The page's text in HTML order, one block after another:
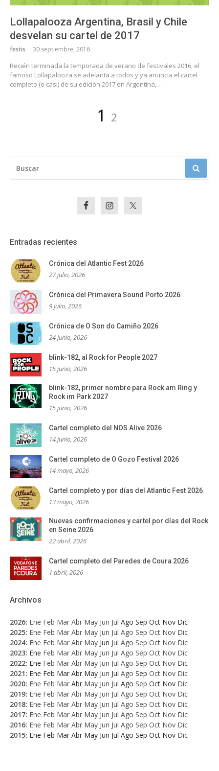
Lollapalooza Argentina, Brasil y Chile
desvelan su cartel de 2017
festis 30 septiembre, 2016
Recién terminada la temporada de verano de festivales 2016, el
famoso Lollapalooza se adelanta a todos y ya anuncia el cartel
completo (o casi) de su edición 2017 en Argentina,…
Página
1 Página
2
Entradas recientes
Crónica del Atlantic Fest 2026
27 julio, 2026
Crónica del Primavera Sound Porto 2026
9 julio, 2026
Crónica de O Son do Camiño 2026
24 junio, 2026
blink-182, al Rock for People 2027
15 junio, 2026
blink-182, primer nombre para Rock am Ring y
Rock im Park 2027
15 junio, 2026
Cartel completo del NOS Alive 2026
14 junio, 2026
Cartel completo de O Gozo Festival 2026
14 mayo, 2026
Cartel completo y por días del Atlantic Fest 2026
13 mayo, 2026
Nuevas confirmaciones y cartel por días del Rock
en Seine 2026
22 abril, 2026
Cartel completo del Paredes de Coura 2026
1 abril, 2026
Archivos
2026: Ene Feb Mar Abr May Jun Jul Ago Sep Oct Nov Dic
2025: Ene Feb Mar Abr May Jun Jul Ago Sep Oct Nov Dic
2024: Ene Feb Mar Abr May Jun Jul Ago Sep Oct Nov Dic
2023: Ene Feb Mar Abr May Jun Jul Ago Sep Oct Nov Dic
2022: Ene Feb Mar Abr May Jun Jul Ago Sep Oct Nov Dic
2021: Ene Feb Mar Abr May Jun Jul Ago Sep Oct Nov Dic
2020: Ene Feb Mar Abr May Jun Jul Ago Sep Oct Nov Dic
2019: Ene Feb Mar Abr May Jun Jul Ago Sep Oct Nov Dic
2018: Ene Feb Mar Abr May Jun Jul Ago Sep Oct Nov Dic
2017: Ene Feb Mar Abr May Jun Jul Ago Sep Oct Nov Dic
2016: Ene Feb Mar Abr May Jun Jul Ago Sep Oct Nov Dic
2015: Ene Feb Mar Abr May Jun Jul Ago Sep Oct Nov Dic